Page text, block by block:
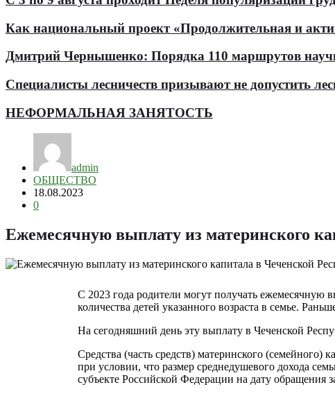
Как национальный проект «Продолжительная и
Дмитрий Чернышенко: Порядка 110 маршрутов
Специалисты лесничеств призывают не допустить
НЕФОРМАЛЬНАЯ ЗАНЯТОСТЬ
admin
ОБЩЕСТВО
18.08.2023
0
Ежемесячную выплату из материнского
С 2023 года родители могут получать ежемесячную
количества детей указанного возраста в семье.
На сегодняшний день эту выплату в Чеченской
Средства (часть средств) материнского
при условии, что размер среднедушевого дохода
субъекте Российской Федерации на дату обращения